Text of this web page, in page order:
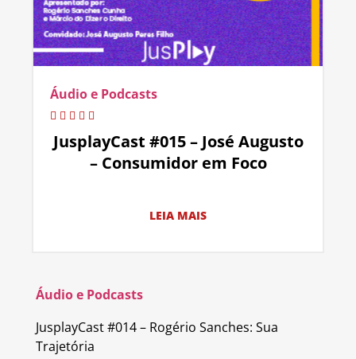
Áudio e Podcasts
JusplayCast #015 – José Augusto
– Consumidor em Foco
LEIA MAIS
Áudio e Podcasts
JusplayCast #014 – Rogério Sanches: Sua
Trajetória